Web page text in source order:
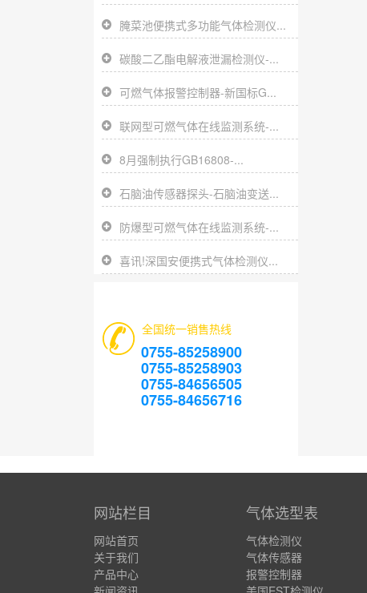
腌菜池便携式多功能气体检测仪...
碳酸二乙酯电解液泄漏检测仪-...
可燃气体报警控制器-新国标G...
联网型可燃气体在线监测系统-...
8月强制执行GB16808-...
石脑油传感器探头-石脑油变送...
防爆型可燃气体在线监测系统-...
喜讯!深国安便携式气体检测仪...
全国统一销售热线
0755-85258900
0755-85258903
0755-84656505
0755-84656716
网站栏目
网站首页
关于我们
产品中心
气体选型表
气体检测仪
气体传感器
报警控制器